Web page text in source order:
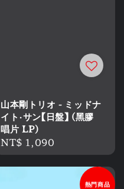
山本剛トリオ - ミッドナ
イト・サン【日盤】 (黑膠
唱片 LP)
Regular
price
NT$ 1,090
熱門商品